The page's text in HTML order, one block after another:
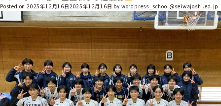
「
望
月
た
コ
ン
テ
ス
ト
」
Posted on 2025年12月16日2025年12月16日 by wordpress_school@seiwajoshi.ed.jp